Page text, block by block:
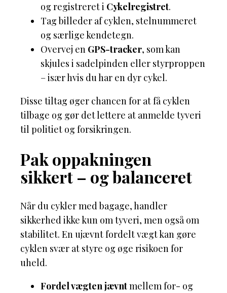
og registreret i Cykelregistret.
Tag billeder af cyklen, stelnummeret
og særlige kendetegn.
Overvej en GPS-tracker, som kan
skjules i sadelpinden eller styrproppen
– især hvis du har en dyr cykel.
Disse tiltag øger chancen for at få cyklen
tilbage og gør det lettere at anmelde tyveri
til politiet og forsikringen.
Pak oppakningen
sikkert – og balanceret
Når du cykler med bagage, handler
sikkerhed ikke kun om tyveri, men også om
stabilitet. En ujævnt fordelt vægt kan gøre
cyklen svær at styre og øge risikoen for
uheld.
Fordel vægten jævntmellem for- og